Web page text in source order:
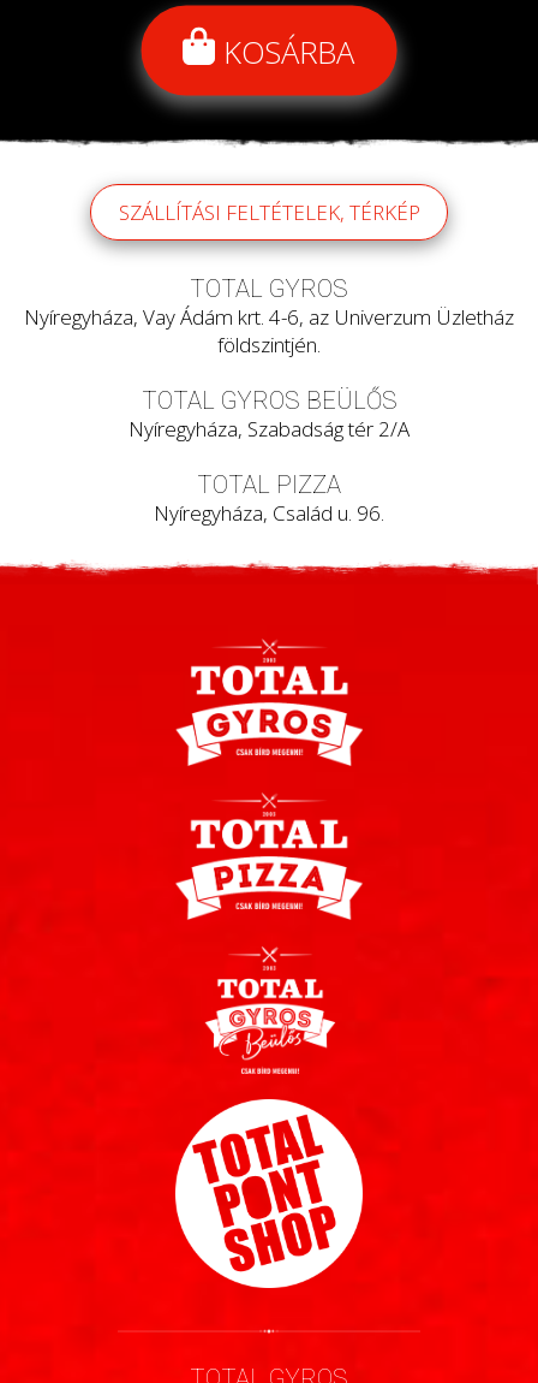
KOSÁRBA
SZÁLLÍTÁSI FELTÉTELEK, TÉRKÉP
TOTAL GYROS
Nyíregyháza, Vay Ádám krt. 4-6, az Univerzum Üzletház
földszintjén.
TOTAL GYROS BEÜLŐS
Nyíregyháza, Szabadság tér 2/A
TOTAL PIZZA
Nyíregyháza, Család u. 96.